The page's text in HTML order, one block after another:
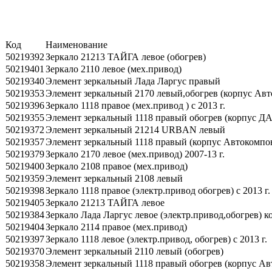
Код
Наименование
50219392Зеркало 21213 ТАЙГА левое (обогрев)
50219401 Зеркало 2110 левое (мех.привод)
50219340Элемент зеркальный Лада Ларгус правый
50219353Элемент зеркальный 2170 левый,обогрев (корпус
50219396Зеркало 1118 правое (мех.привод ) с 2013 г.
50219355Элемент зеркальный 1118 правый обогрев (корпус
50219372Элемент зеркальный 21214 URBAN левый
50219357Элемент зеркальный 1118 правый (корпус
50219379Зеркало 2170 левое (мех.привод) 2007-13 г.
50219400Зеркало 2108 правое (мех.привод)
50219359Элемент зеркальный 2108 левый
50219398Зеркало 1118 правое (электр.привод обогрев) с 2013 г.
50219405Зеркало 21213 ТАЙГА левое
50219384Зеркало Лада Ларгус левое (электр.привод,обогрев)
50219404Зеркало 2114 правое (мех.привод)
50219397Зеркало 1118 левое (электр.привод, обогрев) с 2013 г.
50219370Элемент зеркальный 2110 левый (обогрев)
50219358Элемент зеркальный 1118 правый обогрев (корпус